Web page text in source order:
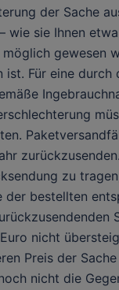
der Sache
wie sie Ihnen
gewesen
ist. Für eine durch
zu
der bestellten
nicht
Preis der
nicht die